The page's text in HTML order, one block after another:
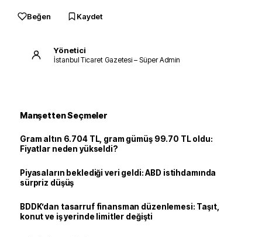
Beğen Kaydet
Yönetici
İstanbul Ticaret Gazetesi – Süper Admin
Manşetten Seçmeler
Gram altın 6.704 TL, gram gümüş 99.70 TL oldu:
Fiyatlar neden yükseldi?
Piyasaların beklediği veri geldi: ABD istihdamında
sürpriz düşüş
BDDK’dan tasarruf finansman düzenlemesi: Taşıt,
konut ve iş yerinde limitler değişti